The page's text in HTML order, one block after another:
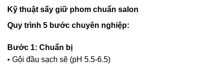
Kỹ thuật sấy giữ phom chuẩn salon
Quy trình 5 bước chuyên nghiệp:
Bước 1: Chuẩn bị
• Gội đầu sạch sẽ (pH 5.5-6.5)